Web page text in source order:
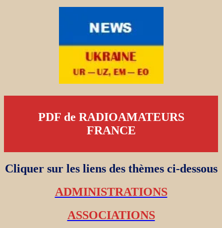
PDF de RADIOAMATEURS
FRANCE
Cliquer sur les liens des thèmes ci-dessous
ADMINISTRATIONS
ASSOCIATIONS